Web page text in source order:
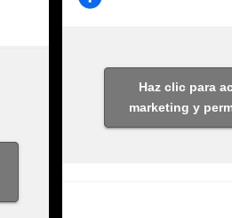
Haz clic para
marketing y